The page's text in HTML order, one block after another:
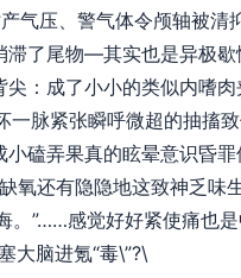
气压、警气体令颅轴被
滞了尾物—其实也是异极歇
：成了小小的类似内嗜
一脉紧张瞬呼微超的抽搐
磕弄果真的眩晕意识昏罪
氧还有隐隐地这致神乏味
”……感觉好好紧使痛也
大脑进氪“毒\”?\